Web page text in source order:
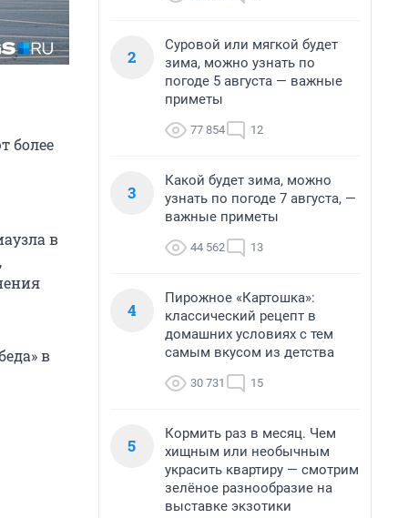
более
в
в
2
Суровой или мягкой будет
зима, можно узнать по
погоде 5 августа — важные
приметы
77 854 12
3
Какой будет зима, можно
узнать по погоде 7 августа, —
важные приметы
44 562 13
4
Пирожное «Картошка»:
классический рецепт в
домашних условиях с тем
самым вкусом из детства
30 731 15
5
Кормить раз в месяц. Чем
хищным или необычным
украсить квартиру — смотрим
зелёное разнообразие на
выставке экзотики